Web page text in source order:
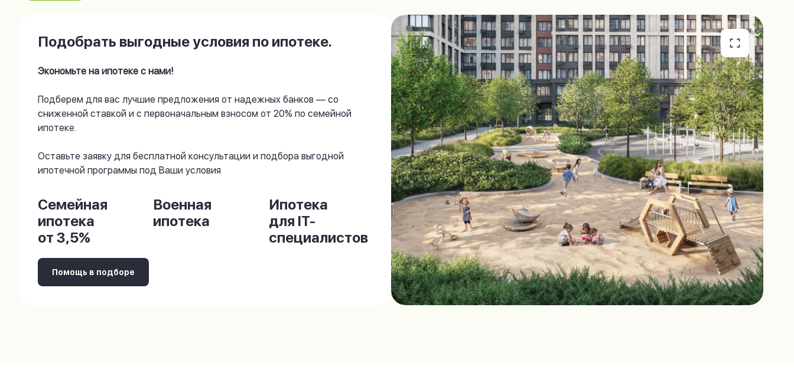
Подобрать выгодные условия по ипотеке.
Экономьте на ипотеке с нами!
Подберем для вас лучшие предложения от надежных банков — со
сниженной ставкой и с первоначальным взносом от 20% по семейной
ипотеке.
Оставьте заявку для бесплатной консультации и подбора выгодной
ипотечной программы под Ваши условия
Семейная
ипотека
от 3,5%
Военная
ипотека
Ипотека
для IT-
специалистов
Помощь в подборе